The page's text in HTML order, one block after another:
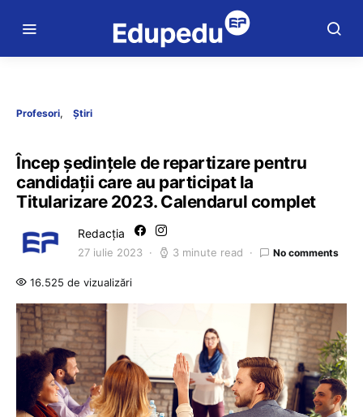
Profesori Știri
Încep ședințele de repartizare pentru
candidații care au participat la
Titularizare 2023. Calendarul complet
Redacția
27 iulie 2023 3 minute read No comments
16.525 de vizualizări